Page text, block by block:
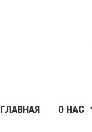
ГЛАВНАЯ О НАС